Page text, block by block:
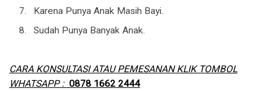
Karena Punya Anak Masih Bayi.
Sudah Punya Banyak Anak.
CARA KONSULTASI ATAU PEMESANAN KLIK TOMBOL
WHATSAPP : 0878 1662 2444